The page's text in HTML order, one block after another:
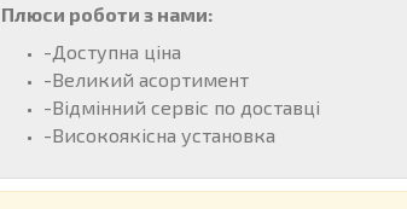
Плюси роботи з нами:
-Доступна ціна
-Великий асортимент
-Відмінний сервіс по доставці
-Високоякісна установка